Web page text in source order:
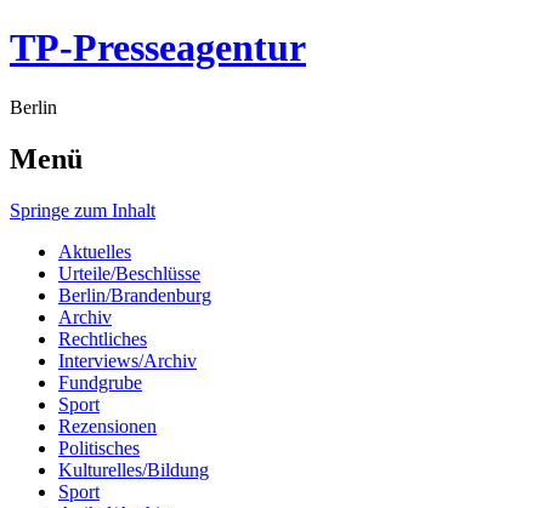
TP-Presseagentur
Berlin
Menü
Springe zum Inhalt
Aktuelles
Urteile/Beschlüsse
Berlin/Brandenburg
Archiv
Rechtliches
Interviews/Archiv
Fundgrube
Sport
Rezensionen
Politisches
Kulturelles/Bildung
Sport